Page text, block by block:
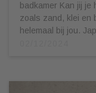
badkamer Kan jij je
zoals zand, klei en
helemaal bij jou.